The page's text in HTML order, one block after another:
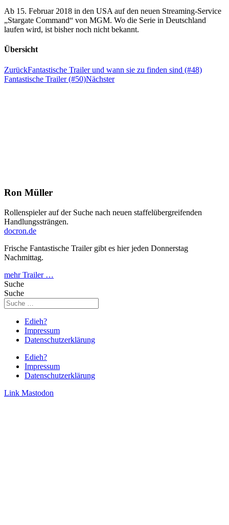
Ab 15. Februar 2018 in den USA auf den neuen Streaming-Service
„Stargate Command“ von MGM. Wo die Serie in Deutschland
laufen wird, ist bisher noch nicht bekannt.
Übersicht
ZurückFantastische Trailer und wann sie zu finden sind (#48)
Fantastische Trailer (#50)Nächster
Ron Müller
Rollenspieler auf der Suche nach neuen staffelübergreifenden
Handlungssträngen.
docron.de
Frische Fantastische Trailer gibt es hier jeden Donnerstag
Nachmittag.
mehr Trailer …
Suche
Suche
Edieh?
Impressum
Datenschutzerklärung
Edieh?
Impressum
Datenschutzerklärung
Link Mastodon